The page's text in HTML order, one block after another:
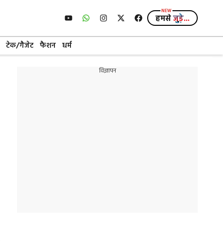
हमसेजुड़े...
टेक/गैजेट फैशन धर्म
विज्ञापन